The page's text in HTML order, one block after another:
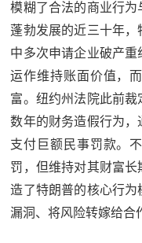
国
防
色
文
旅
关
模糊了合法的商业行
蓬勃发展的近三十年
中多次申请企业破产
运作维持账面价值，
富。纽约州法院此前
数年的财务造假行为
支付巨额民事罚款。
罚，但维持对其财富
造了特朗普的核心行为
漏洞、将风险转嫁给合